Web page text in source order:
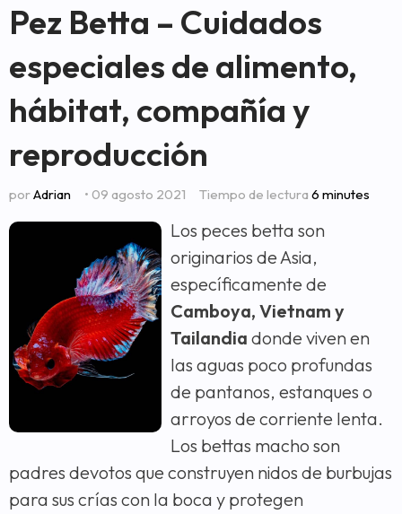
Pez Betta – Cuidados
especiales de alimento,
hábitat, compañía y
reproducción
porAdrian • 09 agosto 2021 Tiempo de lectura 6 minutes
Los peces betta son
originarios de Asia,
específicamente de
Camboya, Vietnam y
Tailandia donde viven en
las aguas poco profundas
de pantanos, estanques o
arroyos de corriente lenta.
Los bettas macho son
padres devotos que construyen nidos de burbujas
para sus crías con la boca y protegen